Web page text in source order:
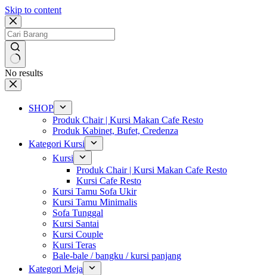
Skip to content
No results
SHOP
Produk Chair | Kursi Makan Cafe Resto
Produk Kabinet, Bufet, Credenza
Kategori Kursi
Kursi
Produk Chair | Kursi Makan Cafe Resto
Kursi Cafe Resto
Kursi Tamu Sofa Ukir
Kursi Tamu Minimalis
Sofa Tunggal
Kursi Santai
Kursi Couple
Kursi Teras
Bale-bale / bangku / kursi panjang
Kategori Meja